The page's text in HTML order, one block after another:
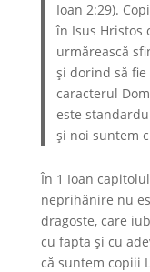
Ioan 2:29).
în Isus Hristos
urmărească
și dorind să fie
caracterul
este
și noi suntem
În 1 Ioan
neprihănire nu
dragoste, care
cu fapta și cu
că suntem copiii